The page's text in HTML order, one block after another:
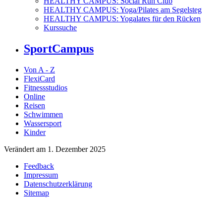
HEALTHY CAMPUS: Yoga/Pilates am Segelsteg
HEALTHY CAMPUS: Yogalates für den Rücken
Kurssuche
SportCampus
Von A - Z
FlexiCard
Fitnessstudios
Online
Reisen
Schwimmen
Wassersport
Kinder
Verändert am 1. Dezember 2025
Feedback
Impressum
Datenschutzerklärung
Sitemap